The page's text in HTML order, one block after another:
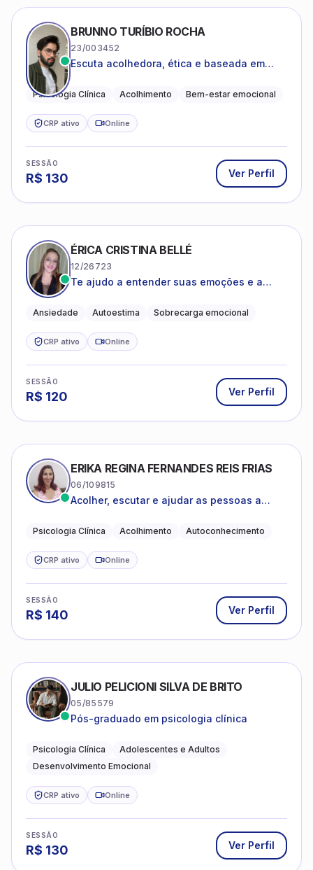
BRUNNO TURÍBIO ROCHA
23/003452
Escuta acolhedora, ética e baseada em
Psicologia Clínica Acolhimento Bem-estar emocional
CRP ativo Online
SESSÃO
R$ 130 Ver Perfil
ÉRICA CRISTINA BELLÉ
12/26723
Te ajudo a entender suas emoções e a
que você está vivendo
Ansiedade Autoestima Sobrecarga emocional
CRP ativo Online
SESSÃO
R$ 120 Ver Perfil
ERIKA REGINA FERNANDES REIS FRIAS
06/109815
Acolher, escutar e ajudar as pessoas a
Psicologia Clínica Acolhimento Autoconhecimento
CRP ativo Online
SESSÃO
R$ 140 Ver Perfil
JULIO PELICIONI SILVA DE BRITO
05/85579
Pós-graduado em psicologia clínica
Psicologia Clínica
Adolescentes e Adultos
Desenvolvimento Emocional
CRP ativo Online
SESSÃO
R$ 130 Ver Perfil